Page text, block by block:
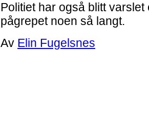
Politiet har også blitt
pågrepet noen så langt.
Av Elin Fugelsnes